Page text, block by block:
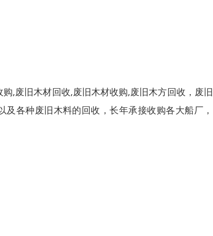
,废旧木材回收,废旧木材收购,废旧木方回收，废
各种废旧木料的回收，长年承接收购各大船厂